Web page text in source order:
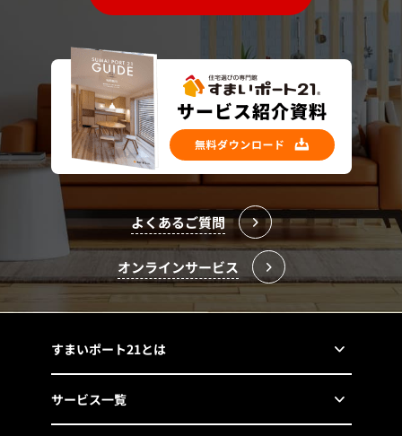
よくあるご質問
オンラインサービス
すまいポート21とは
サービス一覧